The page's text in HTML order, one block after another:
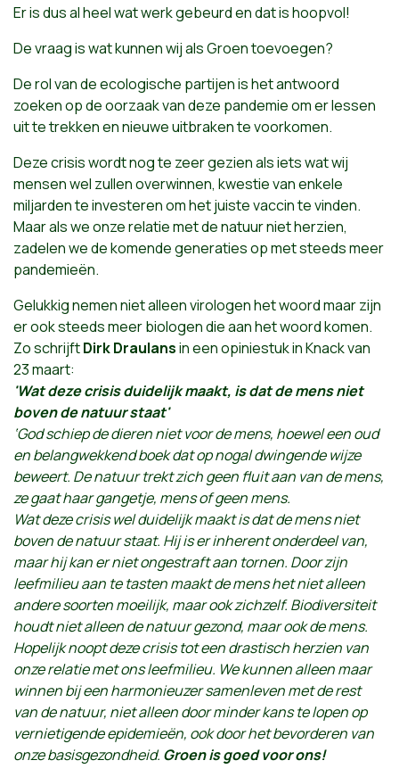
Er is dus al heel wat werk gebeurd en dat is hoopvol!
De vraag is wat kunnen wij als Groen toevoegen?
De rol van de ecologische partijen is het antwoord
zoeken op de oorzaak van deze pandemie om er lessen
uit te trekken en nieuwe uitbraken te voorkomen.
Deze crisis wordt nog te zeer gezien als iets wat wij
mensen wel zullen overwinnen, kwestie van enkele
miljarden te investeren om het juiste vaccin te vinden.
Maar als we onze relatie met de natuur niet herzien,
zadelen we de komende generaties op met steeds meer
pandemieën.
Gelukkig nemen niet alleen virologen het woord maar zijn
er ook steeds meer biologen die aan het woord komen.
Zo schrijftDirk Draulansin een opiniestuk in Knack van
23 maart:
'Wat deze crisis duidelijk maakt, is dat de mens niet
boven de natuur staat'
‘God schiep de dieren niet voor de mens, hoewel een oud
en belangwekkend boek dat op nogal dwingende wijze
beweert. De natuur trekt zich geen fluit aan van de mens,
ze gaat haar gangetje, mens of geen mens.
Wat deze crisis wel duidelijk maakt is dat de mens niet
boven de natuur staat. Hij is er inherent onderdeel van,
maar hij kan er niet ongestraft aan tornen. Door zijn
leefmilieu aan te tasten maakt de mens het niet alleen
anderesoorten moeilijk, maar ook zichzelf. Biodiversiteit
houdt niet alleen de natuur gezond, maar ook de mens.
Hopelijk noopt deze crisis tot een drastisch herzien van
onze relatie met ons leefmilieu. We kunnen alleen maar
winnen bij een harmonieuzer samenleven met de rest
van de natuur, niet alleen door minder kans te lopen op
vernietigende epidemieën, ook door het bevorderen van
onze basisgezondheid. Groen is goed voor ons!